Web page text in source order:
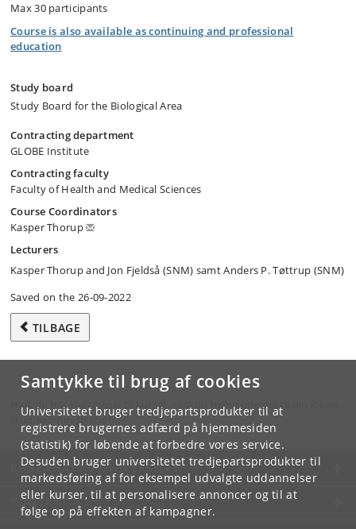
Samtykke til brug af cookies
Universitetet bruger tredjepartsprodukter til at
registrere brugernes adfærd på hjemmesiden
(statistik) for løbende at forbedre vores service.
Desuden bruger universitetet tredjepartsprodukter til
markedsføring af for eksempel udvalgte uddannelser
eller kurser, til at personalisere annoncer og til at
følge op på effekten af kampagner.
Max 30 participants
Course is also available as continuing and professional
education
Study board
Study Board for the Biological Area
Contracting department
GLOBE Institute
Contracting faculty
Faculty of Health and Medical Sciences
Course Coordinators
Kasper Thorup
Lecturers
Kasper Thorup and Jon Fjeldså (SNM) samt Anders P. Tøttrup (SNM)
Saved on the 26-09-2022
TILBAGE
Hvis du har spørgsmål til kurset, skal du henvende dig til din lokale
studieadministration.
KØBENHAVNS UNIVERSITET
KONTAKT